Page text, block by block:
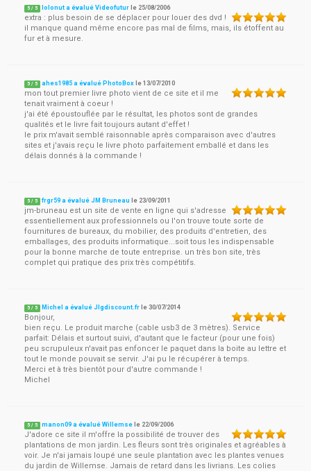
5 / 5 lolonut a évalué Videofutur le 25/08/2006
extra : plus besoin de se déplacer pour louer des dvd !
il manque quand même encore pas mal de films, mais, ils étoffent au
fur et à mesure.
5 / 5 ahes1985 a évalué PhotoBox le13/07/2010
mon tout premier livre photo vient de ce site et il me
tenait vraiment à coeur !
j'ai été époustouflée par le résultat, les photos sont de grandes
qualités et le livre fait toujours autant d'effet !
le prix m'avait semblé raisonnable après comparaison avec d'autres
sites et j'avais reçu le livre photo parfaitement emballé et dans les
délais donnés à la commande !
5 / 5 frgr59 a évalué JM Bruneau le 23/09/2011
jm-bruneau est un site de vente en ligne qui s'adresse
essentiellement aux professionnels ou l'on trouve toute sorte de
fournitures de bureaux, du mobilier, des produits d'entretien, des
emballages, des produits informatique...soit tous les indispensable
pour la bonne marche de toute entreprise. un très bon site, très
complet qui pratique des prix très compétitifs.
5 / 5 Michel a évalué Jlgdiscount.fr le30/07/2014
Bonjour,
bien reçu. Le produit marche (cable usb3 de 3 mètres). Service
parfait: Délais et surtout suivi, d'autant que le facteur (pour une fois)
peu scrupuleux n'avait pas enfoncer le paquet dans la boite au lettre et
tout le monde pouvait se servir. J'ai pu le récupérer à temps.
Merci et à très bientôt pour d'autre commande !
Michel
5 / 5 manon09 a évalué Willemse le 22/09/2006
J'adore ce site il m'offre la possibilité de trouver des
plantations de mon jardin. Les fleurs sont très originales et agréables à
voir. Je n'ai jamais loupé une seule plantation avec les plantes venues
du jardin de Willemse. Jamais de retard dans les livrians. Les colies